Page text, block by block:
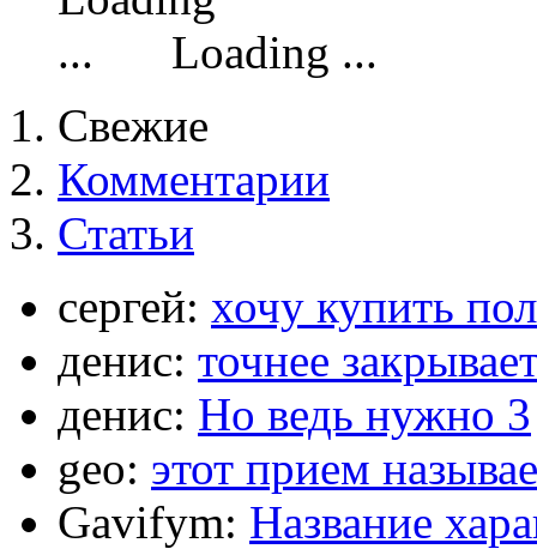
Loading ...
Свежие
Комментарии
Статьи
сергей: хочу купить
денис: точнее
денис: Но ведь нужно 3
geo: этот прием
Gavifym: Название